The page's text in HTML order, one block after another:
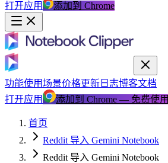
打开应用
添加到 Chrome
功能使用场景价格更新日志博客文档
打开应用
添加到 Chrome — 免费使用
首页
Reddit 导入 Gemini Notebook
Reddit 导入 Gemini Notebook